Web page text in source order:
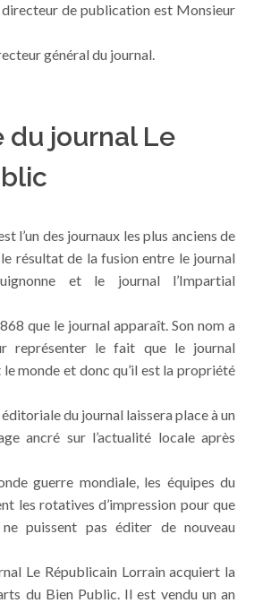
de publication est Monsieur
général du journal.
du journal Le
l’un des journaux les plus anciens de
résultat de la fusion entre le journal
et le journal l’Impartial
que le journal apparaît. Son nom a
représenter le fait que le journal
le monde et donc qu’il est la propriété
éditoriale du journal laissera place à un
ancré sur l’actualité locale après
guerre mondiale, les équipes du
les rotatives d’impression pour que
puissent pas éditer de nouveau
Le Républicain Lorrain acquiert la
du Bien Public. Il est vendu un an